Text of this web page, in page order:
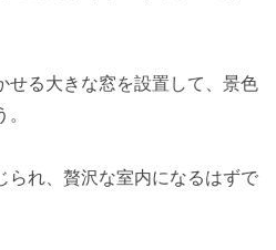
せる大きな窓を設置して、景色
られ、贅沢な室内になるはずで